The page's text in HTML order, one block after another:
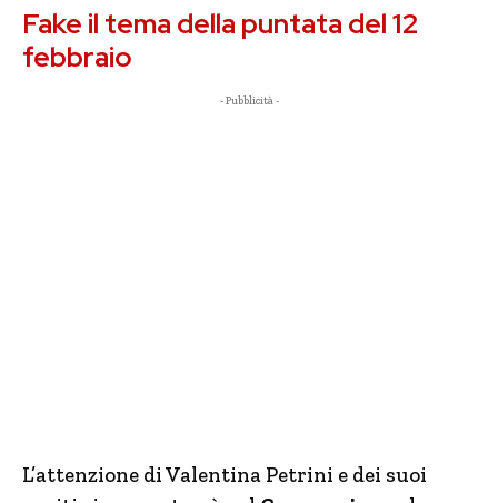
Fake il tema della puntata del 12
febbraio
- Pubblicità -
L’attenzione di Valentina Petrini e dei suoi